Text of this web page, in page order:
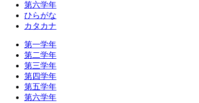
第六学年
ひらがな
カタカナ
第一学年
第二学年
第三学年
第四学年
第五学年
第六学年